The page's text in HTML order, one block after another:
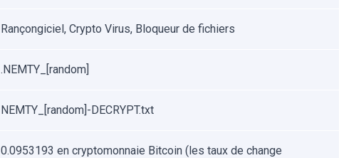
Rançongiciel, Crypto Virus, Bloqueur de fichiers
.NEMTY_[random]
NEMTY_[random]-DECRYPT.txt
0.0953193 en cryptomonnaie Bitcoin (les taux de change